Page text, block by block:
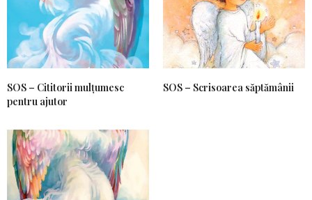
SOS – Cititorii mulțumesc
pentru ajutor
SOS – Scrisoarea săptămânii